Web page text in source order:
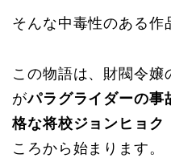
そんな中毒性のある作
この物語は、財閥令嬢
がパラグライダーの事
格な将校ジョンヒョク
ころから始まります。